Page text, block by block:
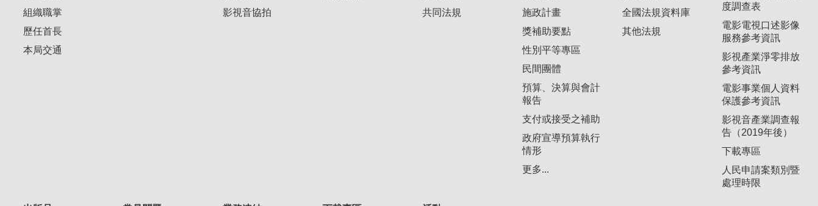
組織職掌
歷任首長
本局交通
影視音協拍
共同法規
施政計畫
獎補助要點
性別平等專區
民間團體
預算、決算與會計
報告
支付或接受之補助
政府宣導預算執行
情形
更多...
全國法規資料庫
其他法規
度調查表
電影電視口述影像
服務參考資訊
影視產業淨零排放
參考資訊
電影事業個人資料
保護參考資訊
影視音產業調查報
告（2019年後）
下載專區
人民申請案類別暨
處理時限